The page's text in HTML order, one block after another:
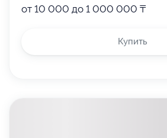
от 10 000 до 1 000 000 ₸
Купить